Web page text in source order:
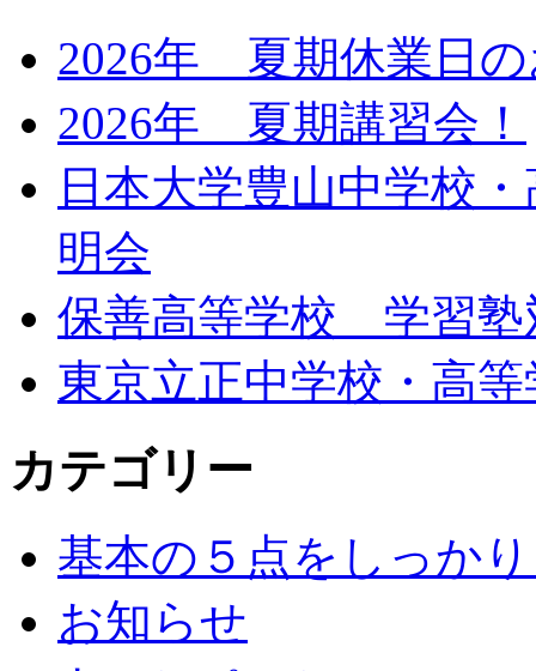
2026年 夏期休業日
2026年 夏期講習会！
日本大学豊山中学校
明会
保善高等学校 学習塾
東京立正中学校・高
カテゴリー
基本の５点をしっか
お知らせ